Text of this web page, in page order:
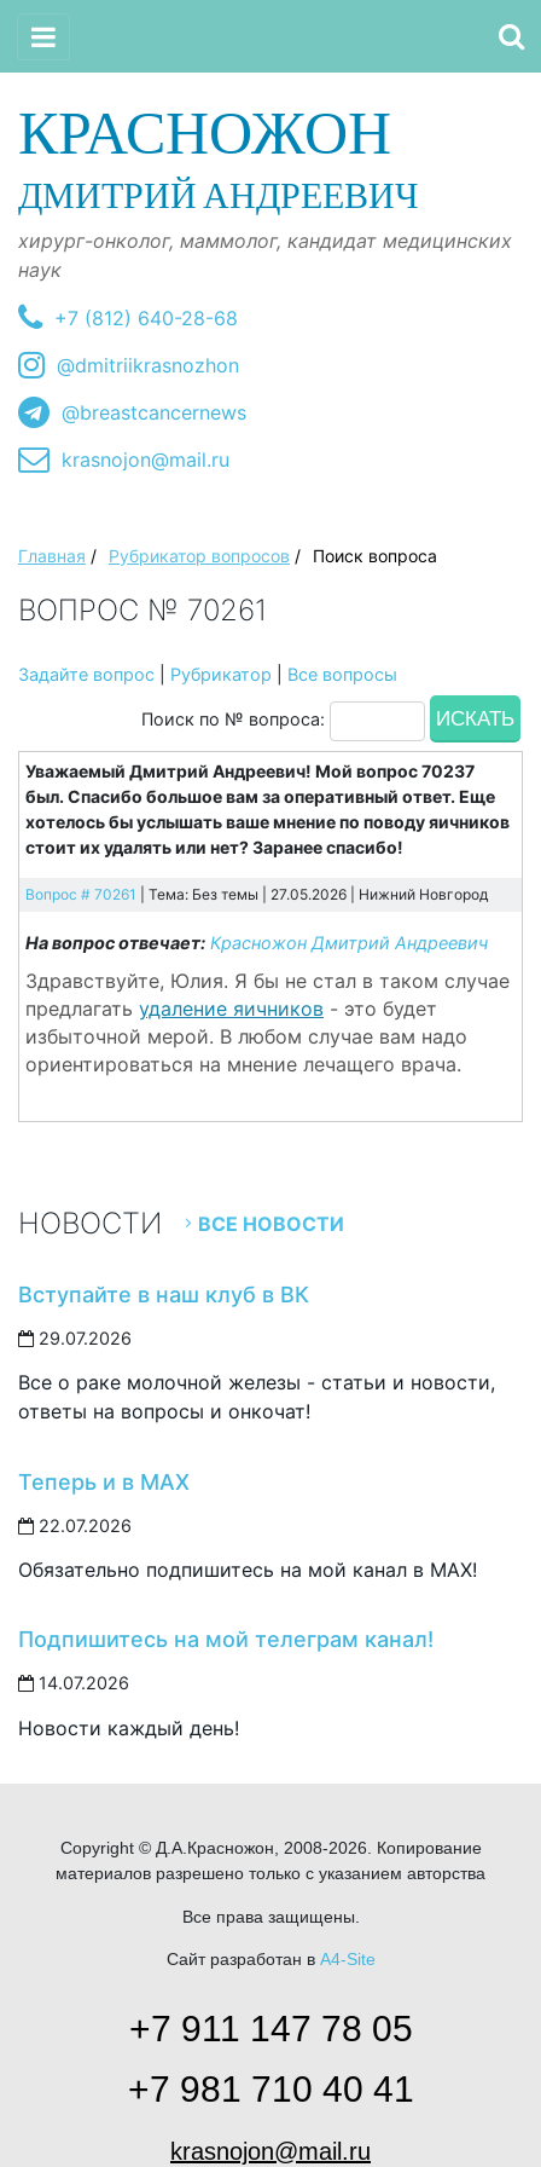
КРАСНОЖОН
ДМИТРИЙ АНДРЕЕВИЧ
хирург-онколог, маммолог, кандидат медицинских
наук
+7 (812) 640-28-68
@dmitriikrasnozhon
@breastcancernews
krasnojon@mail.ru
Главная / Рубрикатор вопросов / Поиск вопроса
ВОПРОС № 70261
Задайте вопрос Рубрикатор Все вопросы
Поиск по № вопроса:
Уважаемый Дмитрий Андреевич! Мой вопрос 70237
был. Спасибо большое вам за оперативный ответ. Еще
хотелось бы услышать ваше мнение по поводу яичников
стоит их удалять или нет? Заранее спасибо!
Вопрос # 70261 | Тема: Без темы | 27.05.2026 | Нижний Новгород
На вопрос отвечает: Красножон Дмитрий Андреевич
Здравствуйте, Юлия. Я бы не стал в таком случае
предлагать удаление яичников - это будет
избыточной мерой. В любом случае вам надо
ориентироваться на мнение лечащего врача.
НОВОСТИ ВСЕ НОВОСТИ
Вступайте в наш клуб в ВК
29.07.2026
Все о раке молочной железы - статьи и новости,
ответы на вопросы и онкочат!
Теперь и в MAX
22.07.2026
Обязательно подпишитесь на мой канал в MAX!
Подпишитесь на мой телеграм канал!
14.07.2026
Новости каждый день!
Copyright © Д.А.Красножон, 2008-2026. Копирование
материалов разрешено только с указанием авторства
Все права защищены.
Сайт разработан в A4-Site
+7 911 147 78 05
+7 981 710 40 41
krasnojon@mail.ru